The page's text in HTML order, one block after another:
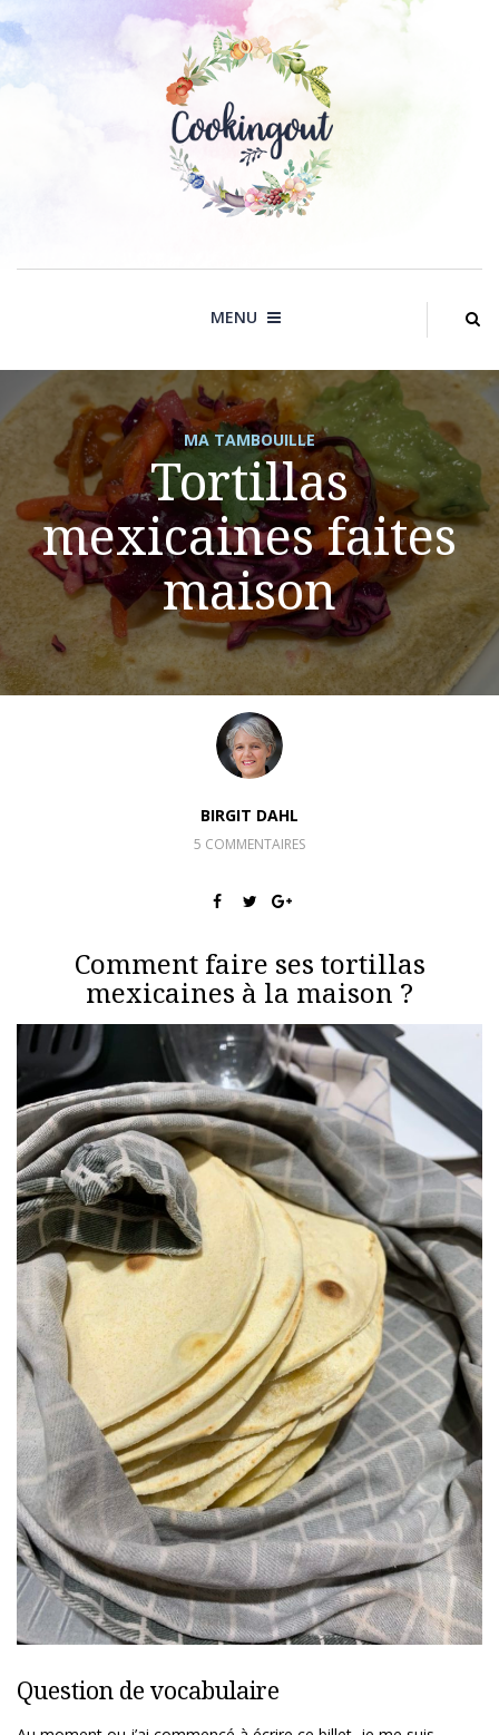
to
MENU
MA TAMBOUILLE
Tortillas
mexicaines faites
maison
BIRGIT DAHL
5 COMMENTAIRES
Comment faire ses tortillas
mexicaines à la maison ?
Question de vocabulaire